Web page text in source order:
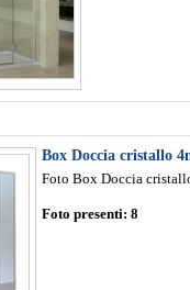
Box Doccia cristallo
Foto Box Doccia
Foto presenti: 8